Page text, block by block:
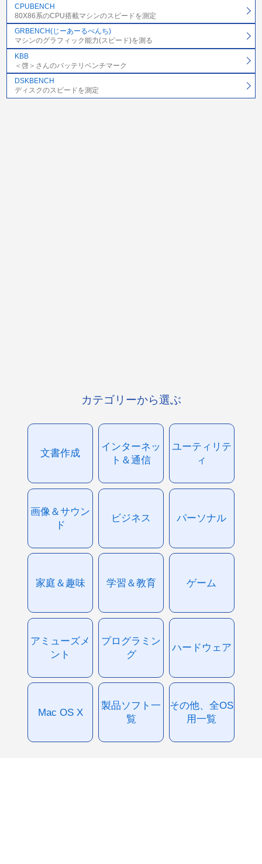
CPUBENCH
80X86系のCPU搭載マシンのスピードを測定
GRBENCH(じーあーるべんち)
マシンのグラフィック能力(スピード)を測る
KBB
＜啓＞さんのバッテリベンチマーク
DSKBENCH
ディスクのスピードを測定
カテゴリーから選ぶ
文書作成
インターネッ
ト＆通信
ユーティリテ
ィ
画像＆サウン
ド
ビジネス パーソナル
家庭＆趣味 学習＆教育 ゲーム
アミューズメ
ント
プログラミン
グ
ハードウェア
Mac OS X
製品ソフト一
覧
その他、全OS
用一覧